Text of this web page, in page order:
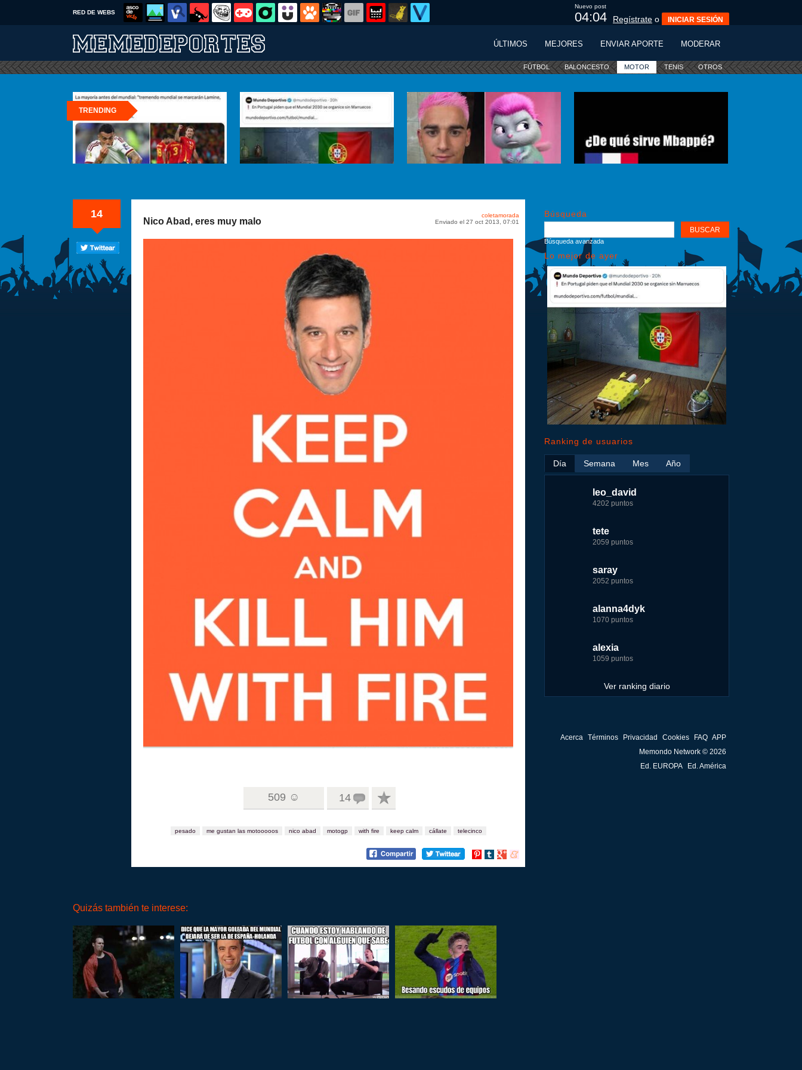
RED DE WEBS
Nuevo post
04:03 Regístrate o INICIAR SESIÓN
ÚLTIMOS MEJORES ENVIAR APORTE MODERAR
FÚTBOL BALONCESTO MOTOR TENIS OTROS
TRENDING
14
coletamorada
Enviado el 27 oct 2013, 07:01
Nico Abad, eres muy malo
509 ☺ 14
pesado me gustan las motooooos nico abad motogp with fire keep calm cállate telecinco
Compartir
Compartir
Compartir
Compartir
Quizás también te interese:
Búsqueda
Búsqueda avanzada
Lo mejor de ayer
Ranking de usuarios
Día
leo_david
4202 puntos
tete
2059 puntos
saray
2052 puntos
alanna4dyk
1070 puntos
alexia
1059 puntos
Ver ranking diario
Semana
leo_david
21926 puntos
fer
7229 puntos
tete
6233 puntos
123dale
5192 puntos
saray
5183 puntos
Mes
leo_david
33385 puntos
jeremy_malpieu
15444 puntos
tete
8301 puntos
123dale
8290 puntos
fer
8283 puntos
Año
nomedigas
339916 puntos
jeremy_malpieu
263186 puntos
Baba
252929 puntos
john
244881 puntos
fer
236750 puntos
Acerca Términos Privacidad Cookies FAQ APP
Memondo Network © 2026
Ed. EUROPA
Ed. América